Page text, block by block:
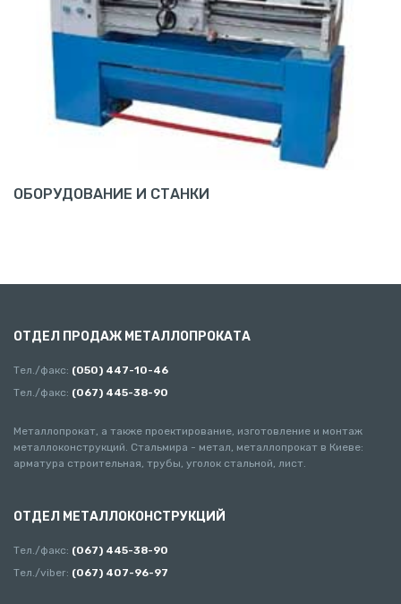
ОБОРУДОВАНИЕ И СТАНКИ
ОТДЕЛ ПРОДАЖ МЕТАЛЛОПРОКАТА
Тел./факс: (050) 447-10-46
Тел./факс: (067) 445-38-90
Металлопрокат, а также проектирование, изготовление и монтаж
металлоконструкций. Стальмира - метал, металлопрокат в Киеве:
арматура строительная, трубы, уголок стальной, лист.
ОТДЕЛ МЕТАЛЛОКОНСТРУКЦИЙ
Тел./факс: (067) 445-38-90
Тел./viber: (067) 407-96-97